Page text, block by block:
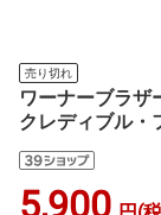
売り切れ
ワーナーブラザ
クレディブル・
5,900